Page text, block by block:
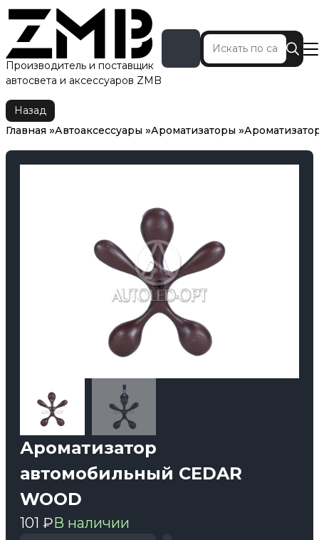
Производитель и поставщик
автосвета и аксессуаров ZMB
Главная Автоаксессуары Ароматизаторы
Назад
Главная
Автоаксессуары Ароматизаторы
Ароматизатор
автомобильный CEDAR
WOOD
101 ₽В наличии